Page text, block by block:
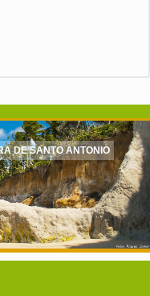
DE SANTO ANTONIO